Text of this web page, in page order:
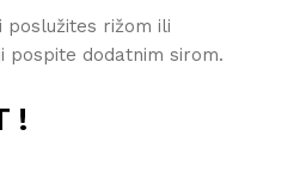
poslužites rižom ili
pospite dodatnim sirom.